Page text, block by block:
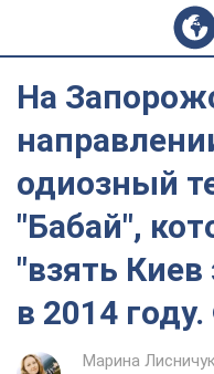
На
одиозный
"Бабай",
"взять
в 2014
Марина Лисничук